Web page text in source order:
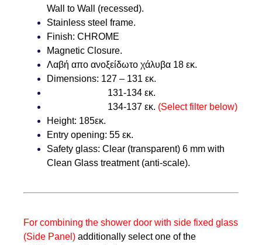
Wall to Wall (recessed).
Stainless steel frame.
Finish: CHROME
Magnetic Closure.
Λαβή απο ανοξείδωτο χάλυβα 18 εκ.
Dimensions: 127 – 131 εκ.
131-134 εκ.
134-137 εκ. (Select filter below)
Height: 185εκ.
Entry opening: 55 εκ.
Safety glass: Clear (transparent) 6 mm with
Clean Glass treatment (anti-scale).
For combining the shower door with side fixed glass
(Side Panel) additionally select one of the